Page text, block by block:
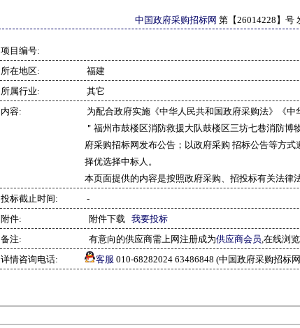
中国政府采购招标网 第【26014228 】号
项目编号:
所在地区:
福建
所属行业:
其它
内容:
为配合政府实施《中华人民共和国政府采购法》《
＂福州市鼓楼区消防救援大队鼓楼区三坊七巷消防
府采购招标网发布公告；以政府采购 招标公告等方
择优选择中标人。
本页面提供的内容是按照政府采购、招投标有关法律
投标截止时间:
-
附件:
附件下载 我要投标
备注:
有意向的供应商需上网注册成为供应商会员,在线浏
详情咨询电话:
客服 010-68282024 63486848 (中国政府采购招标